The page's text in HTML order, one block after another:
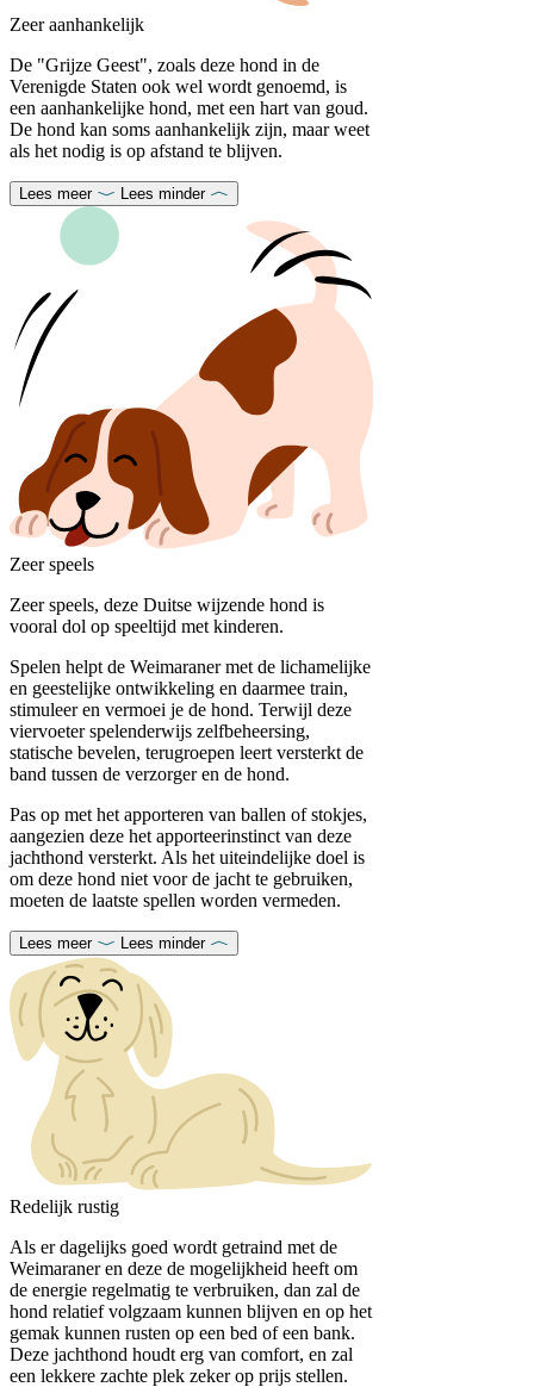
Zeer aanhankelijk
De "Grijze Geest", zoals deze hond in de
Verenigde Staten ook wel wordt genoemd, is
een aanhankelijke hond, met een hart van goud.
De hond kan soms aanhankelijk zijn, maar weet
als het nodig is op afstand te blijven.
Lees meer Lees minder
Zeer speels
Zeer speels, deze Duitse wijzende hond is
vooral dol op speeltijd met kinderen.
Spelen helpt de Weimaraner met de lichamelijke
en geestelijke ontwikkeling en daarmee train,
stimuleer en vermoei je de hond. Terwijl deze
viervoeter spelenderwijs zelfbeheersing,
statische bevelen, terugroepen leert versterkt de
band tussen de verzorger en de hond.
Pas op met het apporteren van ballen of stokjes,
aangezien deze het apporteerinstinct van deze
jachthond versterkt. Als het uiteindelijke doel is
om deze hond niet voor de jacht te gebruiken,
moeten de laatste spellen worden vermeden.
Lees meer Lees minder
Redelijk rustig
Als er dagelijks goed wordt getraind met de
Weimaraner en deze de mogelijkheid heeft om
de energie regelmatig te verbruiken, dan zal de
hond relatief volgzaam kunnen blijven en op het
gemak kunnen rusten op een bed of een bank.
Deze jachthond houdt erg van comfort, en zal
een lekkere zachte plek zeker op prijs stellen.